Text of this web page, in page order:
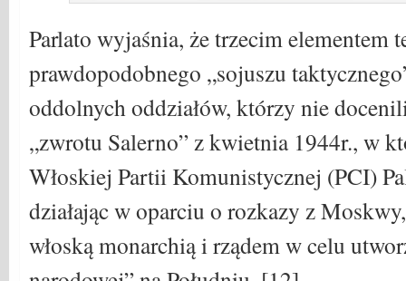
Parlato wyjaśnia, że ​​trzecim elementem
prawdopodobnego „sojuszu
oddolnych oddziałów, którzy nie
„zwrotu Salerno” z kwietnia 1944r., w
Włoskiej Partii Komunistycznej (PCI)
działając w oparciu o rozkazy z
włoską monarchią i rządem w celu